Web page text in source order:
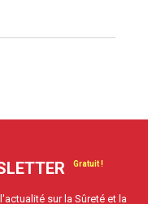
sur la Sûreté et la